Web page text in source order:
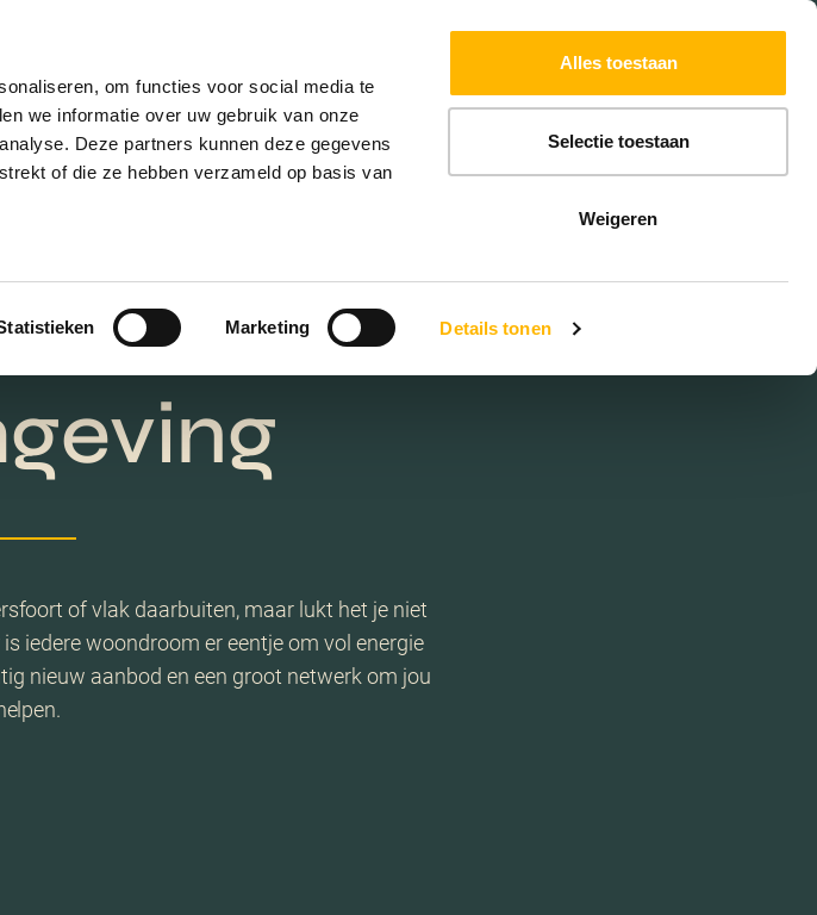
om functies voor social media te
we informatie over uw gebruik van onze
Deze partners kunnen deze gegevens
of die ze hebben verzameld op basis van
Marketing Details tonen
Alles toestaan
Selectie toestaan
Weigeren
EXTRA DIENSTEN
huren in
of vlak daarbuiten, maar lukt het je niet
iedere woondroom er eentje om vol energie
nieuw aanbod en een groot netwerk om jou